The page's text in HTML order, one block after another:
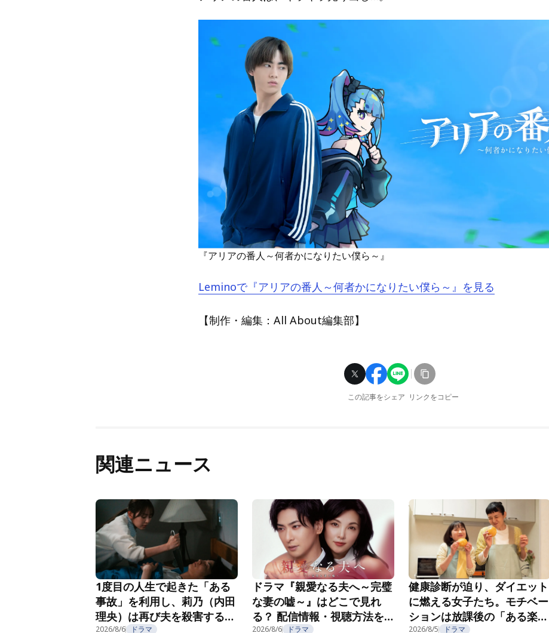
『アリアの番人～何者かになりたい僕ら～』
Leminoで『アリアの番人～何者かになりたい僕ら～』を見る
【制作・編集：All About編集部】
この記事をシェア リンクをコピー
関連ニュース
1度目の人生で起きた「ある
事故」を利用し、莉乃（内田
理央）は再び夫を殺害する
2026/8/6 ドラマ
ドラマ『親愛なる夫へ～完璧
な妻の嘘～』はどこで見れ
る？ 配信情報・視聴方法を
2026/8/6 ドラマ
健康診断が迫り、ダイエット
に燃える女子たち。モチベー
ションは放課後の「ある楽し
2026/8/5 ドラマ